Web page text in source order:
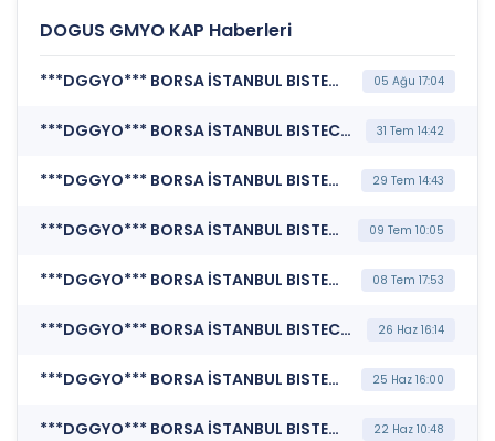
DOGUS GMYO KAP Haberleri
***DGGYO*** BORSA İSTANBUL BISTECH DEVRE KESİCİ UYGULAMASI (Pay Bazında Devre Kesici Bildirimi) 05 Ağu 17:04
***DGGYO*** BORSA İSTANBUL BISTECH DEVRE KESİCİ UYGULAMASI (Pay Bazında Devre Kesici Bildirimi) 31 Tem 14:42
***DGGYO*** BORSA İSTANBUL BISTECH DEVRE KESİCİ UYGULAMASI (Pay Bazında Devre Kesici Bildirimi) 29 Tem 14:43
***DGGYO*** BORSA İSTANBUL BISTECH DEVRE KESİCİ UYGULAMASI (Pay Bazında Devre Kesici Bildirimi) 09 Tem 10:05
***DGGYO*** BORSA İSTANBUL BISTECH DEVRE KESİCİ UYGULAMASI (Pay Bazında Devre Kesici Bildirimi) 08 Tem 17:53
***DGGYO*** BORSA İSTANBUL BISTECH DEVRE KESİCİ UYGULAMASI (Pay Bazında Devre Kesici Bildirimi) 26 Haz 16:14
***DGGYO*** BORSA İSTANBUL BISTECH DEVRE KESİCİ UYGULAMASI (Pay Bazında Devre Kesici Bildirimi) 25 Haz 16:00
***DGGYO*** BORSA İSTANBUL BISTECH DEVRE KESİCİ UYGULAMASI (Pay Bazında Devre Kesici Bildirimi) 22 Haz 10:48